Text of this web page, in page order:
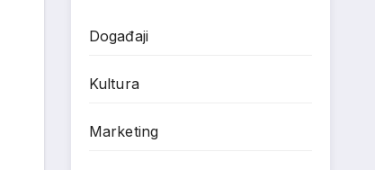
Događaji
Kultura
Marketing